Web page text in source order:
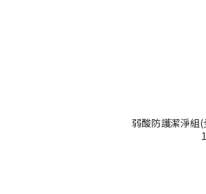
弱酸防護潔淨組